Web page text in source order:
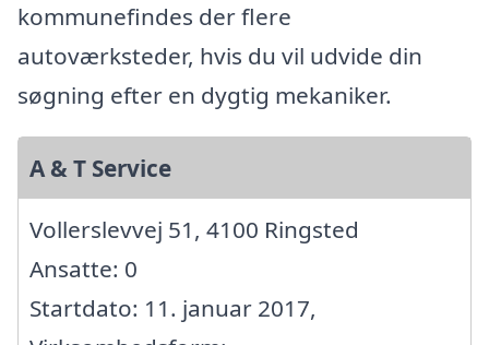
kommunefindes der flere
autoværksteder, hvis du vil udvide din
søgning efter en dygtig mekaniker.
A & T Service
Vollerslevvej 51, 4100 Ringsted
Ansatte: 0
Startdato: 11. januar 2017,